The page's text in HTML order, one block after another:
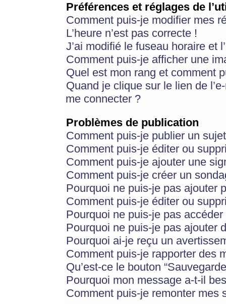
Préférences et réglages de
Comment puis-je modifier mes
L’heure n’est pas correcte !
J’ai modifié le fuseau horaire et
Comment puis-je afficher une
Quel est mon rang et comment
Quand je clique sur le lien de
me connecter ?
Problèmes de publication
Comment puis-je publier un
Comment puis-je éditer ou
Comment puis-je ajouter une
Comment puis-je créer un
Pourquoi ne puis-je pas ajouter
Comment puis-je éditer ou
Pourquoi ne puis-je pas
Pourquoi ne puis-je pas ajouter
Pourquoi ai-je reçu un
Comment puis-je rapporter des
Qu’est-ce le bouton
Pourquoi mon message a-t-il
Comment puis-je remonter mes